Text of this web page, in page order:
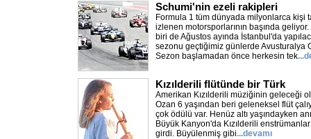
Schumi'nin ezeli rakipleri
Formula 1 tüm dünyada milyonlarca kişi
izlenen motorsporlarının başında geliyor.
biri de Ağustos ayında İstanbul'da
sezonu geçtiğimiz günlerde Avusturalya
Sezon başlamadan önce herkesin tek
Kızılderili flütünde bir Türk
Amerikan Kızılderili müziğinin geleceği
Ozan 6 yaşından beri geleneksel flüt
çok ödülü var. Henüz altı yaşındayken
Büyük Kanyon'da Kızılderili
girdi. Büyülenmiş gibi...devamı